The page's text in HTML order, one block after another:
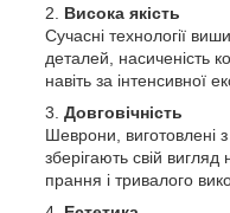
Висока якість
Сучасні технології
деталей, насиченість
навіть за інтенсивної
Довговічність
Шеврони, виготовлені з
зберігають свій вигляд
прання і тривалого